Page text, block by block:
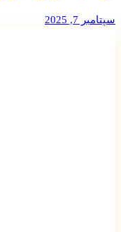
سپتامبر 7, 2025